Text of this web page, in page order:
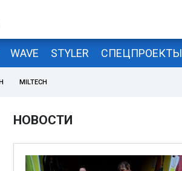
WAVE STYLER СПЕЦПРОЕКТЫ
MILTECH
НОВОСТИ